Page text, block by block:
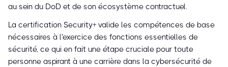
au sein du DoD et de son écosystème contractuel.
La certification Security+ valide les compétences de base
nécessaires à l'exercice des fonctions essentielles de
sécurité, ce qui en fait une étape cruciale pour toute
personne aspirant à une carrière dans la cybersécurité de